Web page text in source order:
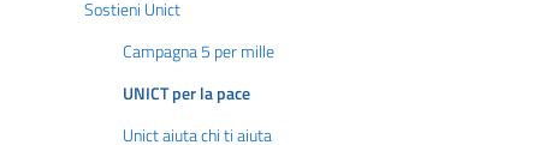
Sostieni Unict
Campagna 5 per mille
UNICT per la pace
Unict aiuta chi ti aiuta